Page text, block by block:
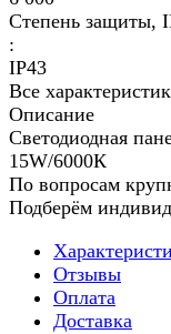
Степень защиты,
:
IP43
Все
Описание
Светодиодная
15W/6000К
По вопросам
Подберём
Отзывы
Оплата
Доставка